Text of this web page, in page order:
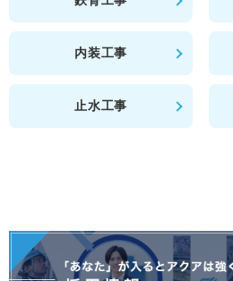
内装工事
止水工事